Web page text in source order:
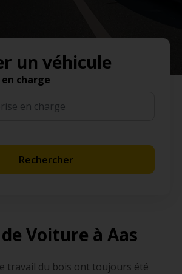
un véhicule
charge
Rechercher
Voiture à Aas
travail du bois ont toujours été